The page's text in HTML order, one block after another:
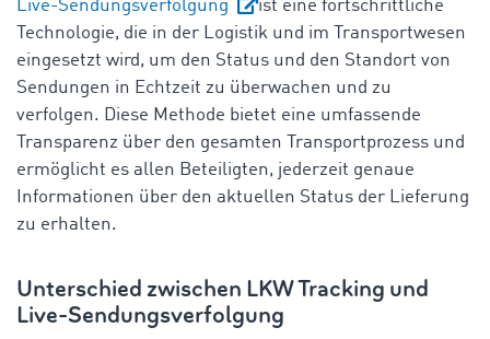
Live-Sendungsverfolgung
ist eine fortschrittliche
Technologie, die in der Logistik und im Transportwesen
eingesetzt wird, um den Status und den Standort von
Sendungen in Echtzeit zu überwachen und zu
verfolgen. Diese Methode bietet eine umfassende
Transparenz über den gesamten Transportprozess und
ermöglicht es allen Beteiligten, jederzeit genaue
Informationen über den aktuellen Status der Lieferung
zu erhalten.
Unterschied zwischen LKW Tracking und
Live-Sendungsverfolgung